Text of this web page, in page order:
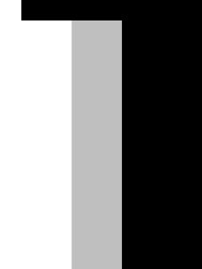
μοντέλου.